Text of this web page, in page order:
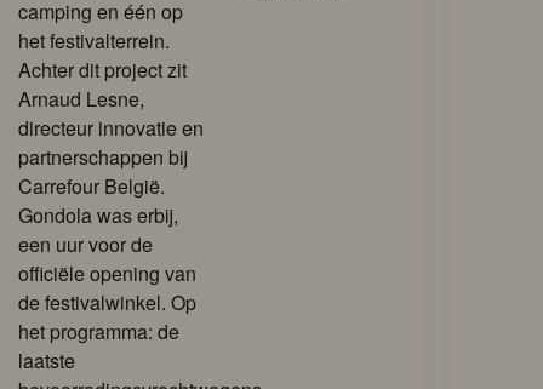
camping en één op
het festivalterrein.
Achter dit project zit
Arnaud Lesne,
directeur innovatie en
partnerschappen bij
Carrefour België.
Gondola was erbij,
een uur voor de
officiële opening van
de festivalwinkel. Op
het programma: de
laatste